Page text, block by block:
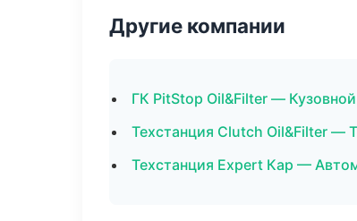
Другие компании
ГК PitStop Oil&Filter —
Техстанция Clutch Oil&Filter —
Техстанция Expert Кар —